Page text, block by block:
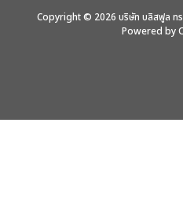
Copyright © 2026 บริษัท บลิสฟูล ทร
Powered by